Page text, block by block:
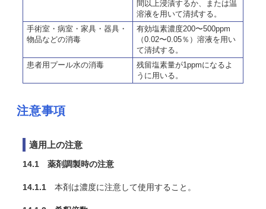
間以上浸漬するか、または温
溶液を用いて清拭する。
手術室・病室・家具・器具・
物品などの消毒
有効塩素濃度200〜500ppm
（0.02〜0.05％）溶液を用い
て清拭する。
患者用プール水の消毒
残留塩素量が1ppmになるよ
うに用いる。
注意事項
適用上の注意
14.1 薬剤調製時の注意
14.1.1 本剤は濃度に注意して使用すること。